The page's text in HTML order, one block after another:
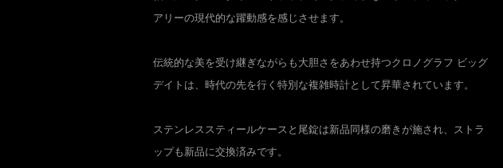
アリーの現代的な躍動感を感じさせます。
伝統的な美を受け継ぎながらも大胆さをあわせ持つクロノグラフ ビッグ
デイトは、時代の先を行く特別な複雑時計として昇華されています。
ステンレススティールケースと尾錠は新品同様の磨きが施され、ストラ
ップも新品に交換済みです。